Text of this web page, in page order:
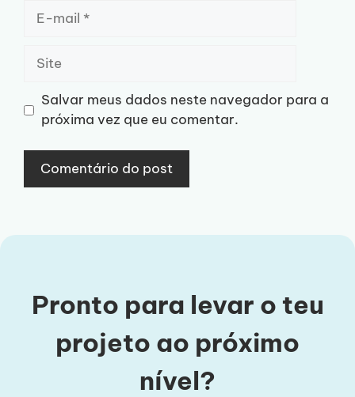
mail
Site
Salvar meus dados neste navegador para a
próxima vez que eu comentar.
Pronto para levar o teu
projeto ao próximo
nível?